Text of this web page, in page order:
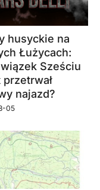
husyckie na
Łużycach:
Sześciu
przetrwał
najazd?
05